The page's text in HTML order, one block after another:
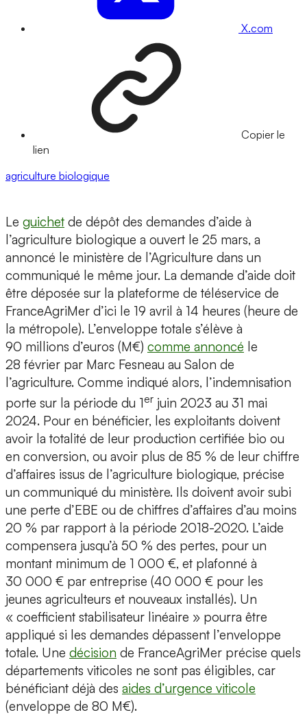
X.com
Copier le
lien
agriculture biologique
Le guichet de dépôt des demandes d’aide à
l’agriculture biologique a ouvert le 25 mars, a
annoncé le ministère de l’Agriculture dans un
communiqué le même jour. La demande d’aide doit
être déposée sur la plateforme de téléservice de
FranceAgriMer d’ici le 19 avril à 14 heures (heure de
la métropole). L’enveloppe totale s’élève à
90 millions d’euros (M€) comme annoncé le
28 février par Marc Fesneau au Salon de
l’agriculture. Comme indiqué alors, l’indemnisation
porte sur la période du 1er juin 2023 au 31 mai
2024. Pour en bénéficier, les exploitants doivent
avoir la totalité de leur production certifiée bio ou
en conversion, ou avoir plus de 85 % de leur chiffre
d’affaires issus de l’agriculture biologique, précise
un communiqué du ministère. Ils doivent avoir subi
une perte d’EBE ou de chiffres d’affaires d’au moins
20 % par rapport à la période 2018-2020. L’aide
compensera jusqu’à 50 % des pertes, pour un
montant minimum de 1 000 €, et plafonné à
30 000 € par entreprise (40 000 € pour les
jeunes agriculteurs et nouveaux installés). Un
« coefficient stabilisateur linéaire » pourra être
appliqué si les demandes dépassent l’enveloppe
totale. Une décision de FranceAgriMer précise quels
départements viticoles ne sont pas éligibles, car
bénéficiant déjà des aides d’urgence viticole
(enveloppe de 80 M€).